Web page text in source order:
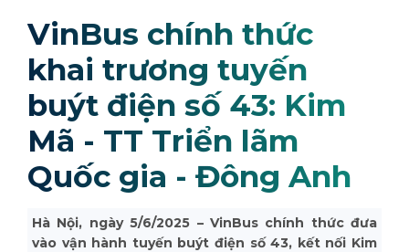
VinBus chính thức
khai trương tuyến
buýt điện số 43: Kim
Mã - TT Triển lãm
Quốc gia - Đông Anh
Hà Nội, ngày 5/6/2025 – VinBus chính thức đưa
vào vận hành tuyến buýt điện số 43, kết nối Kim